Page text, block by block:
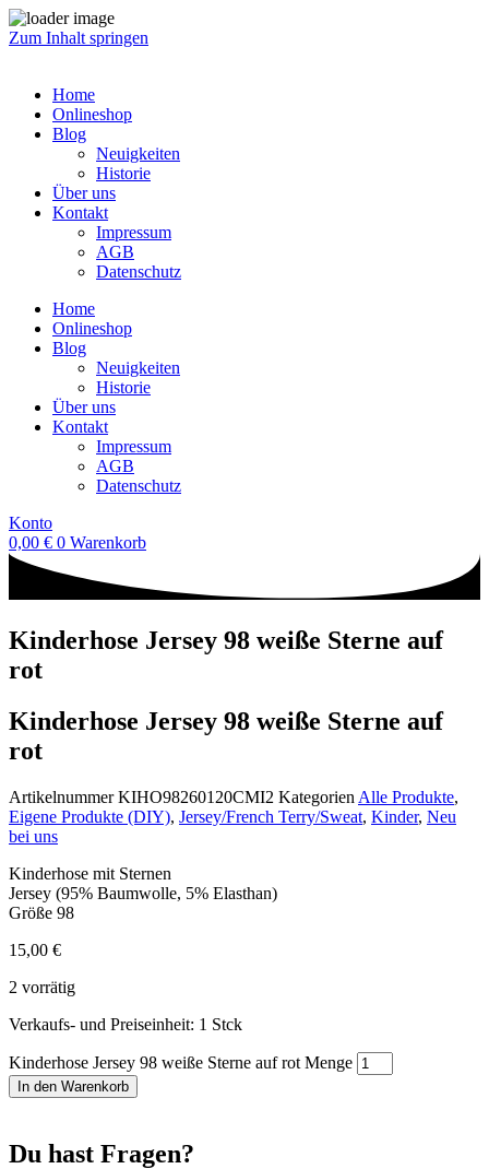
Zum Inhalt springen
Home
Onlineshop
Blog
Neuigkeiten
Historie
Über uns
Kontakt
Impressum
AGB
Datenschutz
Home
Onlineshop
Blog
Neuigkeiten
Historie
Über uns
Kontakt
Impressum
AGB
Datenschutz
Konto
0,00 € 0 Warenkorb
Kinderhose Jersey 98 weiße Sterne auf
rot
Kinderhose Jersey 98 weiße Sterne auf
rot
ArtikelnummerKIHO98260120CMI2 Kategorien Alle Produkte,
Eigene Produkte (DIY), Jersey/French Terry/Sweat, Kinder, Neu
bei uns
Kinderhose mit Sternen
Jersey (95% Baumwolle, 5% Elasthan)
Größe 98
15,00 €
2 vorrätig
Verkaufs- und Preiseinheit: 1 Stck
Kinderhose Jersey 98 weiße Sterne auf rot Menge
In den Warenkorb
Du hast Fragen?